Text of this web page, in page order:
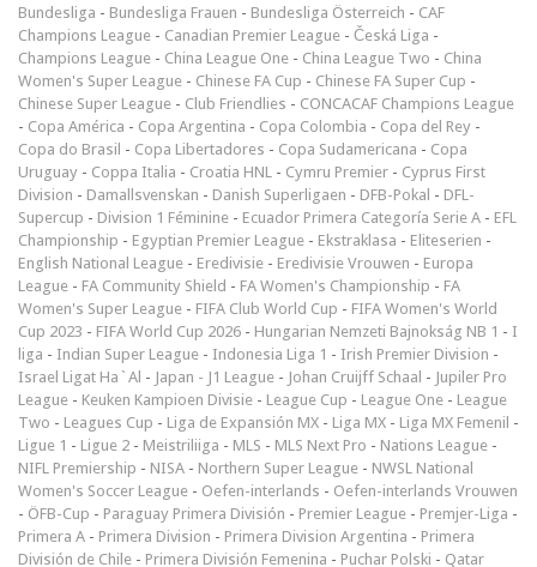
Bundesliga - Bundesliga Frauen - Bundesliga Österreich - CAF
Champions League - Canadian Premier League - Česká Liga -
Champions League - China League One - China League Two - China
Women's Super League - Chinese FA Cup - Chinese FA Super Cup -
Chinese Super League - Club Friendlies - CONCACAF Champions League
- Copa América - Copa Argentina - Copa Colombia - Copa del Rey -
Copa do Brasil - Copa Libertadores - Copa Sudamericana - Copa
Uruguay - Coppa Italia - Croatia HNL - Cymru Premier - Cyprus First
Division - Damallsvenskan - Danish Superligaen - DFB-Pokal - DFL-
Supercup - Division 1 Féminine - Ecuador Primera Categoría Serie A - EFL
Championship - Egyptian Premier League - Ekstraklasa - Eliteserien -
English National League - Eredivisie - Eredivisie Vrouwen - Europa
League - FA Community Shield - FA Women's Championship - FA
Women's Super League - FIFA Club World Cup - FIFA Women's World
Cup 2023 - FIFA World Cup 2026 - Hungarian Nemzeti Bajnokság NB 1 - I
liga - Indian Super League - Indonesia Liga 1 - Irish Premier Division -
Israel Ligat Ha`Al - Japan - J1 League - Johan Cruijff Schaal - Jupiler Pro
League - Keuken Kampioen Divisie - League Cup - League One - League
Two - Leagues Cup - Liga de Expansión MX - Liga MX - Liga MX Femenil -
Ligue 1 - Ligue 2 - Meistriliiga - MLS - MLS Next Pro - Nations League -
NIFL Premiership - NISA - Northern Super League - NWSL National
Women's Soccer League - Oefen-interlands - Oefen-interlands Vrouwen
- ÖFB-Cup - Paraguay Primera División - Premier League - Premjer-Liga -
Primera A - Primera Division - Primera Division Argentina - Primera
División de Chile - Primera División Femenina - Puchar Polski - Qatar